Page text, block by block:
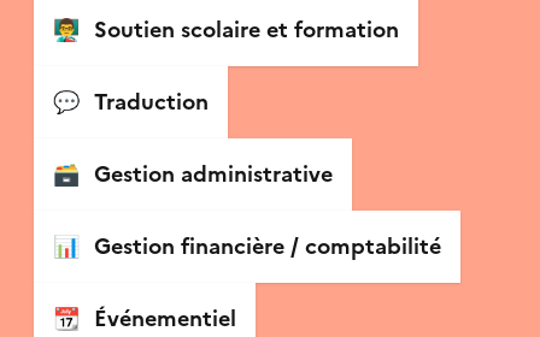
👨‍🏫 Soutien scolaire et formation
💬 Traduction
🗃 Gestion administrative
📊 Gestion financière / comptabilité
📆 Événementiel